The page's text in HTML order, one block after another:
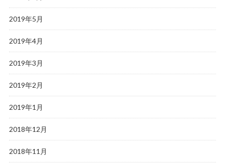
2019年5月
2019年4月
2019年3月
2019年2月
2019年1月
2018年12月
2018年11月